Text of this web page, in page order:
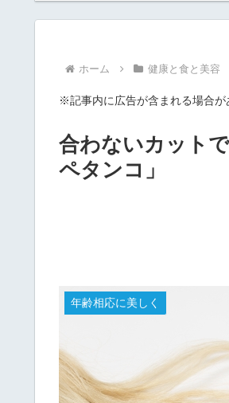
ホーム 健康と食と美容
※記事内に広告が含まれる場合が
合わないカット
ペタンコ」
年齢相応に美しく